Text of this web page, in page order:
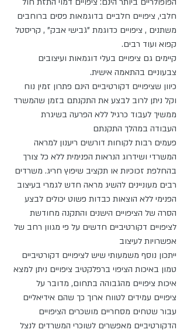
חלבי, ציפויים חלביים בדוגמאות פסים ברוחבים
משתנים , ציפויים כדוגמת "גבישי אבק" , קריסטל
קפוא ועוד רבים.
קיימים גם ציפויים בעלי דוגמאות ועיצובים
צבעוניים בהתאמה אישית.
כיוון שציפויים דקורטיביים הינם פתרון זמין נוח
וקל ניתן לרוב לבצע את התקנתם בזמן שהמשרד
ממשיך לעבוד כרגיל ללא הפרעה בשיגרת
העבודה במהלך התקנתם
פעמים רבות לקוחות דורשים ריענון למראה
המשרדי ושידרוג הנראות הפנימית ללא כל צורך
בהחלפת זכוכיות או תקציב שיפוץ חריג. משרדים
רבים מעוניינים להשיג מראה חדש לגמרי בעיצוב
הפנימי ללא הוצאות כבדות פשוט יכולים לבצע
הסרה של הציפויים הישנים והתקנה מחודשת
לציפויים דקורטיביים חדשים על פי מגוון רחב של
אפשרויות לעיצוב
ייתכון נוסף משמעותי שיש לציפויים דקורטיביים
טמון באיכות הציפוי ברפלקטיב ציפויים ניתן למצא
איכות ציפויים מהגבוהה בתחום, מדובר על
ציפויים עמידים לטווח ארוך כך שהם אידיאליים
עבור שטחים מסחריים מושכרים הציפויים
הדקורטיביים מאפשרים לשוכרי המשרדים לנצל